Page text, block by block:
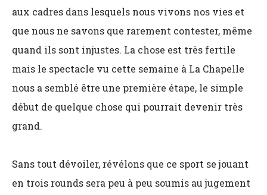
aux cadres dans lesquels nous vivons nos vies et
que nous ne savons que rarement contester, même
quand ils sont injustes. La chose est très fertile
mais le spectacle vu cette semaine à La Chapelle
nous a semblé être une première étape, le simple
début de quelque chose qui pourrait devenir très
grand.
Sans tout dévoiler, révélons que ce sport se jouant
en trois rounds sera peu à peu soumis au jugement